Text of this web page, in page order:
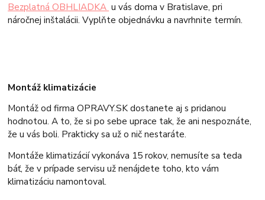
Bezplatná OBHLIADKA u vás doma v Bratislave, pri
náročnej inštalácii. Vyplňte objednávku a navrhnite termín.
Montáž klimatizácie
Montáž od firma OPRAVY.SK dostanete aj s pridanou
hodnotou. A to, že si po sebe uprace tak, že ani nespoznáte,
že u vás boli. Prakticky sa už o nič nestaráte.
Montáže klimatizácií vykonáva 15 rokov, nemusíte sa teda
báť, že v prípade servisu už nenájdete toho, kto vám
klimatizáciu namontoval.